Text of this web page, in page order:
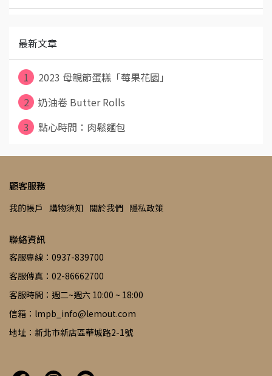
最新文章
1
2023 母親節蛋糕「莓果花園」
2
奶油卷 Butter Rolls
3
點心時間：肉鬆麵包
顧客服務
我的帳戶 購物須知 關於我們 隱私政策
聯絡資訊
客服專線：0937-839700
客服傳真：02-86662700
客服時間：週二~週六 10:00 ~ 18:00
信箱：lmpb_info@lemout.com
地址：新北市新店區華城路2-1號